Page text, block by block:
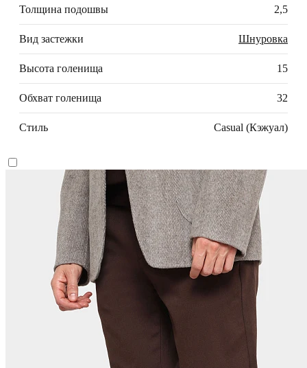
Толщина подошвы 2,5
Вид застежки Шнуровка
Высота голенища 15
Обхват голенища 32
Стиль Casual (Кэжуал)